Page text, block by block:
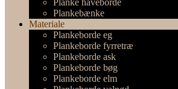
Planke haveborde
Plankebænke
Materiale
Plankeborde eg
Plankeborde fyrretræ
Plankeborde ask
Plankeborde bøg
Plankeborde elm